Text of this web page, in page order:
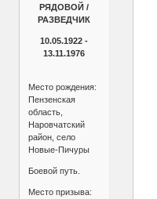
РЯДОВОЙ /
РАЗВЕДЧИК
10.05.1922 -
13.11.1976
Место рождения:
Пензенская
область,
Наровчатский
район, село
Новые-Пичуры
Боевой путь.
Место призыва: